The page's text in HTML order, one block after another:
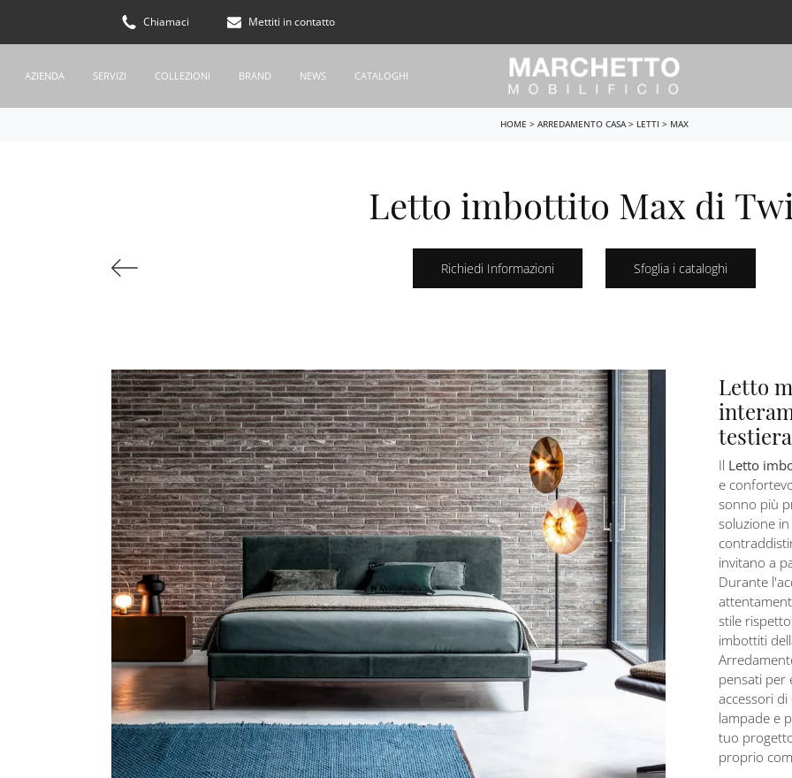
Chiamaci Mettiti in contatto
AZIENDA SERVIZI COLLEZIONI BRAND NEWS CATALOGHI
HOME > ARREDAMENTO CASA> LETTI > MAX
Letto imbottito Max di
Richiedi Informazioni Sfoglia i cataloghi
Letto
Il Letto
e
sonno più
soluzione
invitano a
Durante
stile
imbottiti
pensati per
accessori
lampade e
tuo
proprio